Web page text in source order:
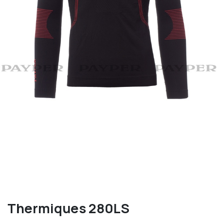
Thermiques 280LS